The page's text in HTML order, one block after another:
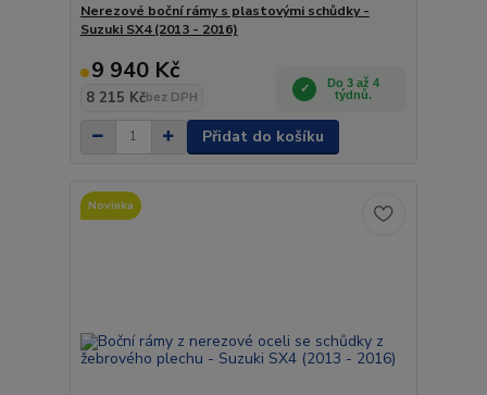
Nerezové boční rámy s plastovými schůdky -
Suzuki SX4 (2013 - 2016)
9 940 Kč
8 215 Kčbez DPH
Do 3 až 4
týdnů.
Přidat do košíku
Novinka